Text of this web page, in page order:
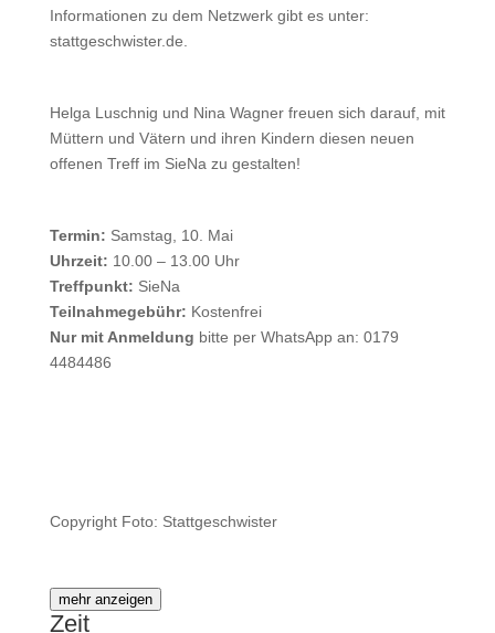
Informationen zu dem Netzwerk gibt es unter:
stattgeschwister.de.
Helga Luschnig und Nina Wagner freuen sich darauf, mit
Müttern und Vätern und ihren Kindern diesen neuen
offenen Treff im SieNa zu gestalten!
Termin: Samstag, 10. Mai
Uhrzeit: 10.00 – 13.00 Uhr
Treffpunkt: SieNa
Teilnahmegebühr: Kostenfrei
Nur mit Anmeldung bitte per WhatsApp an: 0179
4484486
Copyright Foto: Stattgeschwister
mehr anzeigen
Zeit